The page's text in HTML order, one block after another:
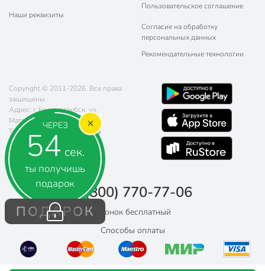
ЧЕРЕЗ
53 сек.
ты получишь
подарок
ПОДАРОК
Наши реквизиты
Пользовательское соглашение
Согласие на обработку
персональных данных
Рекомендательные технологии
Copyright © 2011-2026. Все права
защищены.
Адрес: г. Борисоглебск, ул.
Матросовская, д. 107
Телефон:
8 (800) 770-77-06
Почта:sales@poryadok.ru
8 (800) 770-77-06
Звонок бесплатный
Способы оплаты